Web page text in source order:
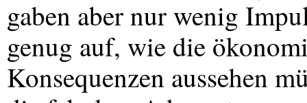
gaben aber nur wenig
genug auf, wie die
Konsequenzen aussehen